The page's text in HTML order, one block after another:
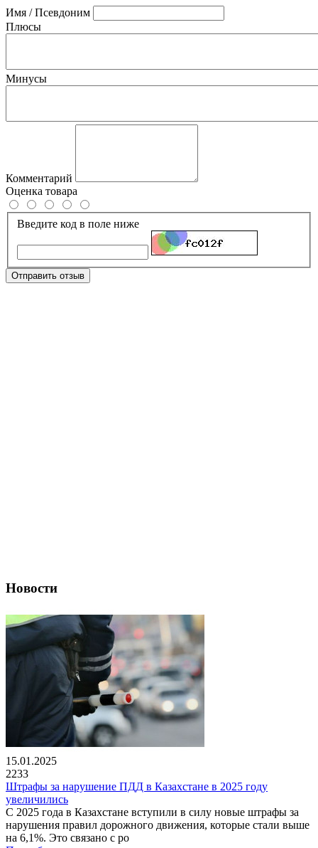
Имя / Псевдоним
Плюсы
Минусы
Комментарий
Оценка товара
Введите код в поле ниже
Отправить отзыв
Новости
15.01.2025
2233
Штрафы за нарушение ПДД в Казахстане в 2025 году
увеличились
С 2025 года в Казахстане вступили в силу новые штрафы за
нарушения правил дорожного движения, которые стали выше
на 6,1%. Это связано с ро